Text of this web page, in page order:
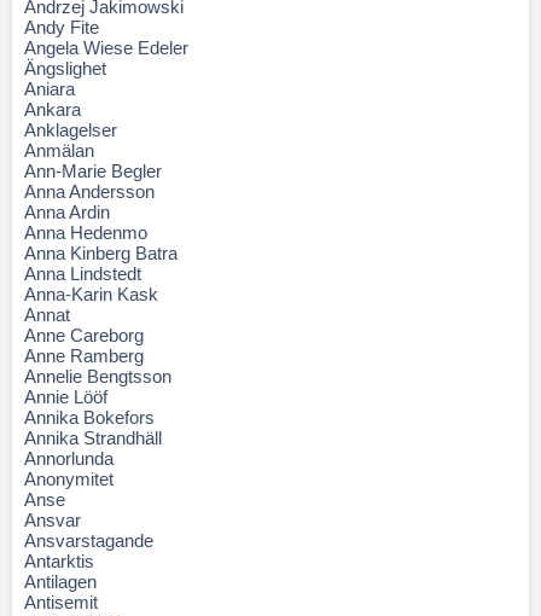
Andrzej Jakimowski
Andy Fite
Angela Wiese Edeler
Ängslighet
Aniara
Ankara
Anklagelser
Anmälan
Ann-Marie Begler
Anna Andersson
Anna Ardin
Anna Hedenmo
Anna Kinberg Batra
Anna Lindstedt
Anna-Karin Kask
Annat
Anne Careborg
Anne Ramberg
Annelie Bengtsson
Annie Lööf
Annika Bokefors
Annika Strandhäll
Annorlunda
Anonymitet
Anse
Ansvar
Ansvarstagande
Antarktis
Antilagen
Antisemit